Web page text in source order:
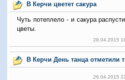
В Керчи цветет сакура
Чуть потеплело - и сакура
цветы.
28.04.2015
В Керчи День танца отметили
26.04.2015